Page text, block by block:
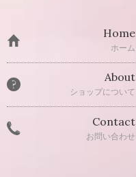
Home
ホーム
About
ショップについて
Contact
お問い合わせ